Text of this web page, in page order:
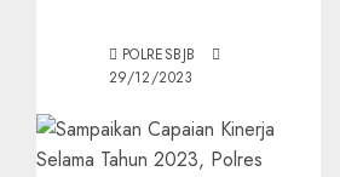
POLRESBJB
29/12/2023